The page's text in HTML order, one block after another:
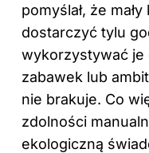
pomyślał, że
dostarczyć tylu
wykorzystywać je
zabawek lub
nie brakuje. Co
zdolności
ekologiczną